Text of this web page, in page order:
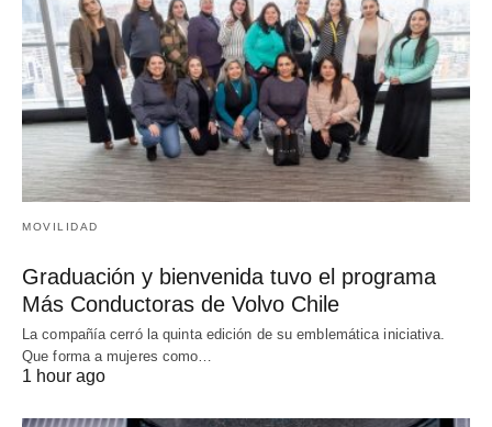
MOVILIDAD
Graduación y bienvenida tuvo el programa
Más Conductoras de Volvo Chile
La compañía cerró la quinta edición de su emblemática iniciativa.
Que forma a mujeres como…
1 hour ago